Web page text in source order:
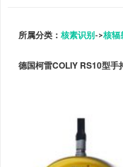
所属分类： 核素识别->核辐
德国柯雷COLIY RS10型手